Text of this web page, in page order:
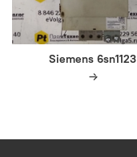
Siemens 6sn1123